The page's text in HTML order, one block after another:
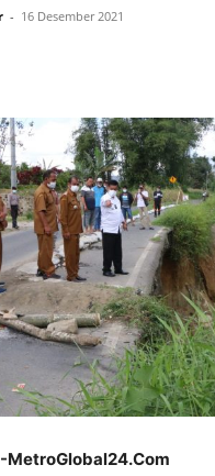
- 16 Desember 2021
MetroGlobal24.Com